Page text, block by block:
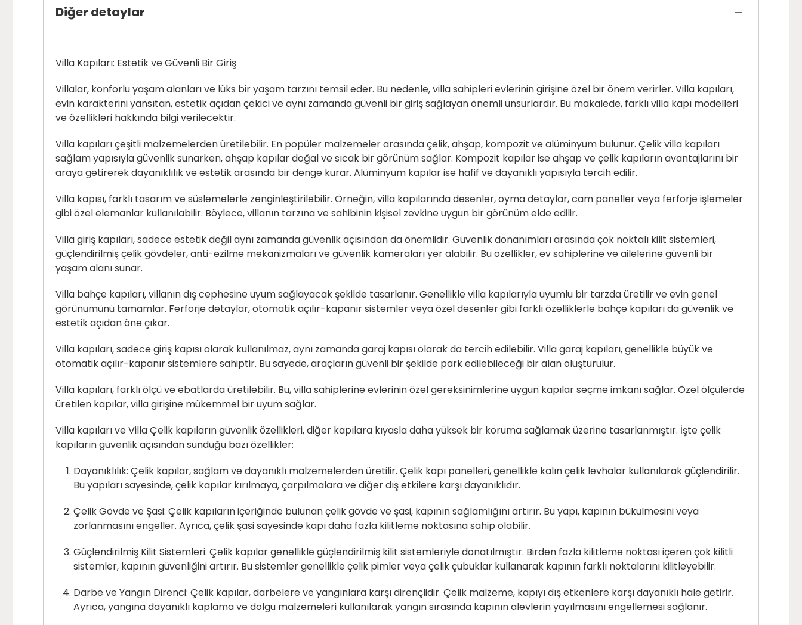
Diğer detaylar
Villa Kapıları: Estetik ve Güvenli Bir Giriş
Villalar, konforlu yaşam alanları ve lüks bir yaşam tarzını temsil eder. Bu nedenle, villa sahipleri evlerinin girişine özel bir önem verirler. Villa kapıları,
evin karakterini yansıtan, estetik açıdan çekici ve aynı zamanda güvenli bir giriş sağlayan önemli unsurlardır. Bu makalede, farklı villa kapı modelleri
ve özellikleri hakkında bilgi verilecektir.
Villa kapıları çeşitli malzemelerden üretilebilir. En popüler malzemeler arasında çelik, ahşap, kompozit ve alüminyum bulunur. Çelik villa kapıları
sağlam yapısıyla güvenlik sunarken, ahşap kapılar doğal ve sıcak bir görünüm sağlar. Kompozit kapılar ise ahşap ve çelik kapıların avantajlarını bir
araya getirerek dayanıklılık ve estetik arasında bir denge kurar. Alüminyum kapılar ise hafif ve dayanıklı yapısıyla tercih edilir.
Villa kapısı, farklı tasarım ve süslemelerle zenginleştirilebilir. Örneğin, villa kapılarında desenler, oyma detaylar, cam paneller veya ferforje işlemeler
gibi özel elemanlar kullanılabilir. Böylece, villanın tarzına ve sahibinin kişisel zevkine uygun bir görünüm elde edilir.
Villa giriş kapıları, sadece estetik değil aynı zamanda güvenlik açısından da önemlidir. Güvenlik donanımları arasında çok noktalı kilit sistemleri,
güçlendirilmiş çelik gövdeler, anti-ezilme mekanizmaları ve güvenlik kameraları yer alabilir. Bu özellikler, ev sahiplerine ve ailelerine güvenli bir
yaşam alanı sunar.
Villa bahçe kapıları, villanın dış cephesine uyum sağlayacak şekilde tasarlanır. Genellikle villa kapılarıyla uyumlu bir tarzda üretilir ve evin genel
görünümünü tamamlar. Ferforje detaylar, otomatik açılır-kapanır sistemler veya özel desenler gibi farklı özelliklerle bahçe kapıları da güvenlik ve
estetik açıdan öne çıkar.
Villa kapıları, sadece giriş kapısı olarak kullanılmaz, aynı zamanda garaj kapısı olarak da tercih edilebilir. Villa garaj kapıları, genellikle büyük ve
otomatik açılır-kapanır sistemlere sahiptir. Bu sayede, araçların güvenli bir şekilde park edilebileceği bir alan oluşturulur.
Villa kapıları, farklı ölçü ve ebatlarda üretilebilir. Bu, villa sahiplerine evlerinin özel gereksinimlerine uygun kapılar seçme imkanı sağlar. Özel ölçülerde
üretilen kapılar, villa girişine mükemmel bir uyum sağlar.
Villa kapıları ve Villa Çelik kapıların güvenlik özellikleri, diğer kapılara kıyasla daha yüksek bir koruma sağlamak üzerine tasarlanmıştır. İşte çelik
kapıların güvenlik açısından sunduğu bazı özellikler:
Dayanıklılık: Çelik kapılar, sağlam ve dayanıklı malzemelerden üretilir. Çelik kapı panelleri, genellikle kalın çelik levhalar kullanılarak güçlendirilir.
Bu yapıları sayesinde, çelik kapılar kırılmaya, çarpılmalara ve diğer dış etkilere karşı dayanıklıdır.
Çelik Gövde ve Şasi: Çelik kapıların içeriğinde bulunan çelik gövde ve şasi, kapının sağlamlığını artırır. Bu yapı, kapının bükülmesini veya
zorlanmasını engeller. Ayrıca, çelik şasi sayesinde kapı daha fazla kilitleme noktasına sahip olabilir.
Güçlendirilmiş Kilit Sistemleri: Çelik kapılar genellikle güçlendirilmiş kilit sistemleriyle donatılmıştır. Birden fazla kilitleme noktası içeren çok kilitli
sistemler, kapının güvenliğini artırır. Bu sistemler genellikle çelik pimler veya çelik çubuklar kullanarak kapının farklı noktalarını kilitleyebilir.
Darbe ve Yangın Direnci: Çelik kapılar, darbelere ve yangınlara karşı dirençlidir. Çelik malzeme, kapıyı dış etkenlere karşı dayanıklı hale getirir.
Ayrıca, yangına dayanıklı kaplama ve dolgu malzemeleri kullanılarak yangın sırasında kapının alevlerin yayılmasını engellemesi sağlanır.